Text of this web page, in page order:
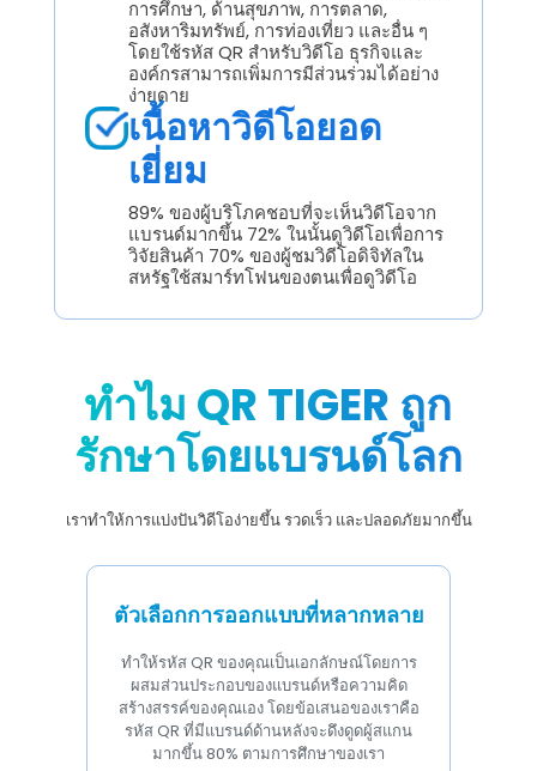
การศึกษา, ด้านสุขภาพ, การตลาด,
อสังหาริมทรัพย์, การท่องเที่ยว และอื่น ๆ
โดยใช้รหัส QR สำหรับวิดีโอ ธุรกิจและ
องค์กรสามารถเพิ่มการมีส่วนร่วมได้อย่าง
ง่ายดาย
เนื้อหาวิดีโอยอด
เยี่ยม
89% ของผู้บริโภคชอบที่จะเห็นวิดีโอจาก
แบรนด์มากขึ้น 72% ในนั้นดูวิดีโอเพื่อการ
วิจัยสินค้า 70% ของผู้ชมวิดีโอดิจิทัลใน
สหรัฐใช้สมาร์ทโฟนของตนเพื่อดูวิดีโอ
ทำไม QR TIGER ถูก
รักษาโดยแบรนด์โลก
เราทำให้การแบ่งปันวิดีโอง่ายขึ้น รวดเร็ว และปลอดภัยมากขึ้น
ตัวเลือกการออกแบบที่หลากหลาย
ทำให้รหัส QR ของคุณเป็นเอกลักษณ์โดยการ
ผสมส่วนประกอบของแบรนด์หรือความคิด
สร้างสรรค์ของคุณเอง โดยข้อเสนอของเราคือ
รหัส QR ที่มีแบรนด์ด้านหลังจะดึงดูดผู้สแกน
มากขึ้น 80% ตามการศึกษาของเรา